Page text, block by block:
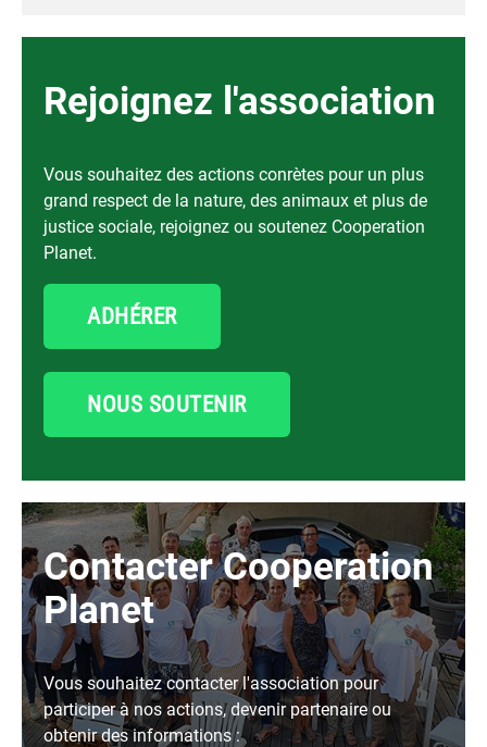
Rejoignez l'association
Vous souhaitez des actions conrètes pour un plus
grand respect de la nature, des animaux et plus de
justice sociale, rejoignez ou soutenez Cooperation
Planet.
ADHÉRER
NOUS SOUTENIR
Contacter Cooperation
Planet
Vous souhaitez contacter l'association pour
participer à nos actions, devenir partenaire ou
obtenir des informations :